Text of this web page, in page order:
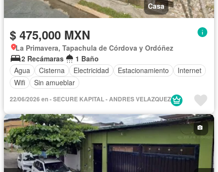
Casa
$ 475,000 MXN
La Primavera, Tapachula de Córdova y Ordóñez
2 Recámaras
1 Baño
Agua
Cisterna Electricidad Estacionamiento
Internet
Wifi
Sin amueblar
22/06/2026 en - SECURE KAPITAL - ANDRES VELAZQUEZ